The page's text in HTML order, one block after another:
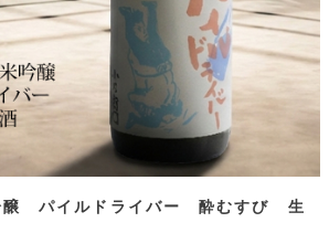
パイルドライバー 酔むすび 生